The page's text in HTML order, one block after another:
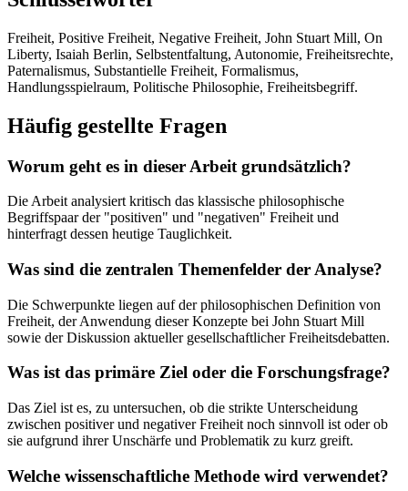
Freiheit, Positive Freiheit, Negative Freiheit, John Stuart Mill, On
Liberty, Isaiah Berlin, Selbstentfaltung, Autonomie, Freiheitsrechte,
Paternalismus, Substantielle Freiheit, Formalismus,
Handlungsspielraum, Politische Philosophie, Freiheitsbegriff.
Häufig gestellte Fragen
Worum geht es in dieser Arbeit grundsätzlich?
Die Arbeit analysiert kritisch das klassische philosophische
Begriffspaar der "positiven" und "negativen" Freiheit und
hinterfragt dessen heutige Tauglichkeit.
Was sind die zentralen Themenfelder der Analyse?
Die Schwerpunkte liegen auf der philosophischen Definition von
Freiheit, der Anwendung dieser Konzepte bei John Stuart Mill
sowie der Diskussion aktueller gesellschaftlicher Freiheitsdebatten.
Was ist das primäre Ziel oder die Forschungsfrage?
Das Ziel ist es, zu untersuchen, ob die strikte Unterscheidung
zwischen positiver und negativer Freiheit noch sinnvoll ist oder ob
sie aufgrund ihrer Unschärfe und Problematik zu kurz greift.
Welche wissenschaftliche Methode wird verwendet?